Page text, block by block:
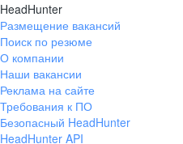
Екатеринбург
ул. Боевых Дружин, стр. 20,
+7 343 226-79-99
pr@ural.hh.ru
HeadHunter
Размещение вакансий
Поиск по резюме
О компании
Наши вакансии
Реклама на сайте
Требования к ПО
Безопасный HeadHunter
HeadHunter API